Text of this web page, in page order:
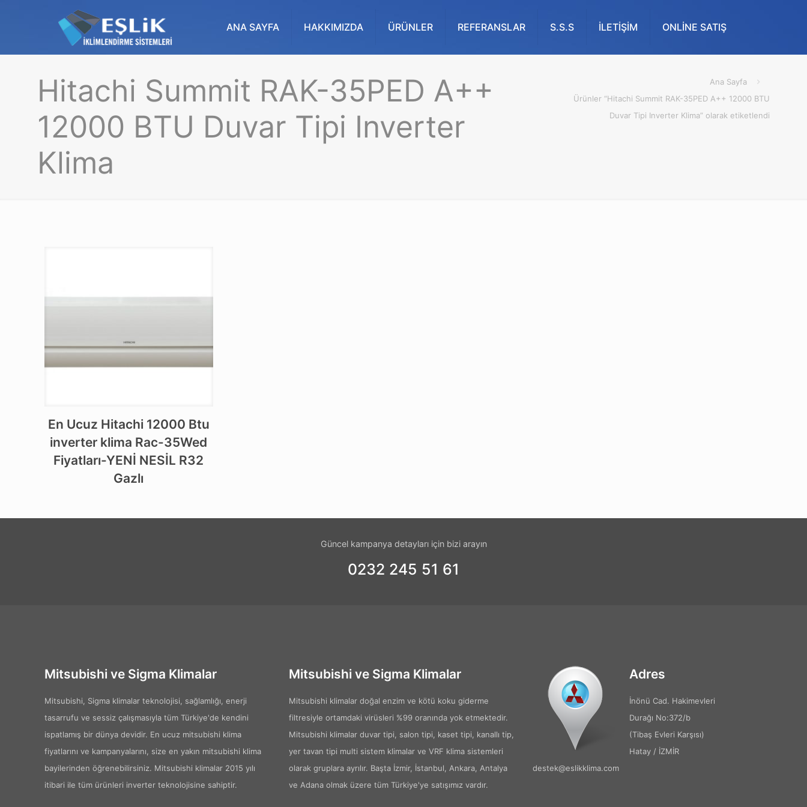
ANA SAYFA HAKKIMIZDA ÜRÜNLER REFERANSLAR S.S.S İLETİŞİM ONLİNE SATIŞ
Hitachi Summit RAK-35PED A++
12000 BTU Duvar Tipi Inverter
Klima
Ana Sayfa
Ürünler “Hitachi Summit RAK-35PED A++ 12000 BTU
Duvar Tipi Inverter Klima” olarak etiketlendi
En Ucuz Hitachi 12000 Btu
inverter klima Rac-35Wed
Fiyatları-YENİ NESİL R32
Gazlı
Güncel kampanya detayları için bizi arayın
0232 245 51 61
Mitsubishi ve Sigma Klimalar
Mitsubishi, Sigma klimalar teknolojisi, sağlamlığı, enerji
tasarrufu ve sessiz çalışmasıyla tüm Türkiye'de kendini
ispatlamış bir dünya devidir. En ucuz mitsubishi klima
fiyatlarını ve kampanyalarını, size en yakın mitsubishi klima
bayilerinden öğrenebilirsiniz. Mitsubishi klimalar 2015 yılı
itibari ile tüm ürünleri inverter teknolojisine sahiptir.
Mitsubishi ve Sigma Klimalar
Mitsubishi klimalar doğal enzim ve kötü koku giderme
filtresiyle ortamdaki virüsleri %99 oranında yok etmektedir.
Mitsubishi klimalar duvar tipi, salon tipi, kaset tipi, kanallı tip,
yer tavan tipi multi sistem klimalar ve VRF klima sistemleri
olarak gruplara ayrılır. Başta İzmir, İstanbul, Ankara, Antalya
ve Adana olmak üzere tüm Türkiye'ye satışımız vardır.
Adres
İnönü Cad. Hakimevleri
Durağı No:372/b
(Tibaş Evleri Karşısı)
Hatay / İZMİR
destek@eslikklima.com